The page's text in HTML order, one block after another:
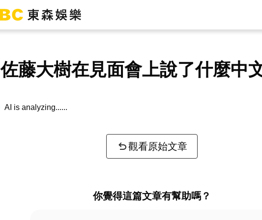
佐藤大樹在見面會上說了什麼中
AI is analyzing...
觀看原始文章
你覺得這篇文章有幫助嗎？